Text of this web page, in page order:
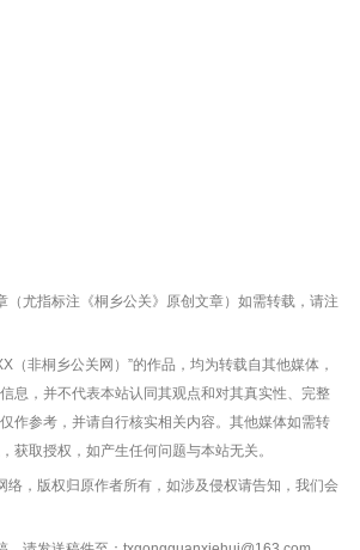
（尤指标注《桐乡公关》原创文章）如需转载，请注
（非桐乡公关网）”的作品，均为转载自其他媒体，
息，并不代表本站认同其观点和对其真实性、完整
作参考，并请自行核实相关内容。其他媒体如需转
获取授权，如产生任何问题与本站无关。
络，版权归原作者所有，如涉及侵权请告知，我们会